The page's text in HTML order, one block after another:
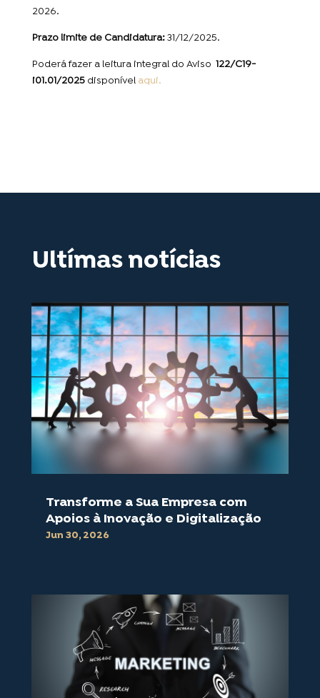
2026.
Prazo limite de Candidatura:31/12/2025.
Poderá fazer a leitura integral do Aviso 122/C19-
i01.01/2025 disponível aqui.
Ultímas notícias
Transforme a Sua Empresa com
Apoios à Inovação e Digitalização
Jun 30, 2026